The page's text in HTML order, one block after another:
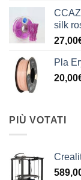
silk
27,00
Pla
20,00
PIÙ VOTATI